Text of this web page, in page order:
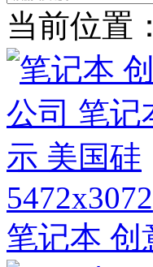
当前位置：
5472x3072
笔记本 创